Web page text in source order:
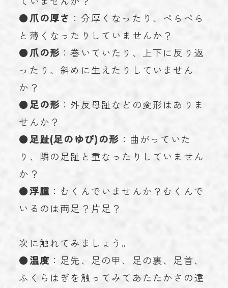
●爪の厚さ ：分厚くなったり、ぺらぺら
と薄くなったりしていませんか？
●爪の形 ：巻いていたり、上下に反り返
ったり、斜めに生えたりしていません
か？
●足の形 ：外反母趾などの変形はありま
せんか？
●足趾(足のゆび)の形 ：曲がっていた
り、隣の足趾と重なったりしていません
か？
●浮腫 ：むくんでいませんか？むくんで
いるのは両足？片足？
次に触れてみましょう。
●温度 ：足先、足の甲、足の裏、足首、
ふくらはぎを触ってみてあたたかさの違